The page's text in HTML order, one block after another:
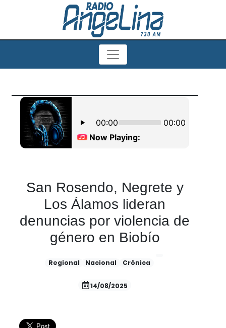
San Rosendo, Negrete y
Los Álamos lideran
denuncias por violencia de
género en Biobío
Regional Nacional Crónica
14/08/2025